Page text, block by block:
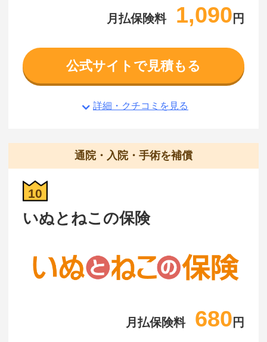
月払保険料 1,090 円
公式サイトで見積もる
詳細・クチコミを見る
通院・入院・手術を補償
10
いぬとねこの保険
月払保険料 680 円